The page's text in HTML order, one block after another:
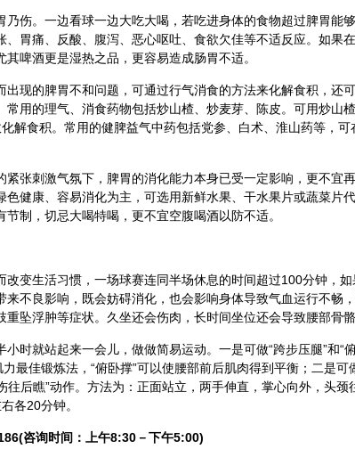
乃伤。一边看球一边大吃大喝，若吃进身体的食物超过脾胃能
、胃痛、反酸、腹泻、恶心呕吐、食欲欠佳等不适反应。如果
啤酒更是湿热之品，更容易造成肠胃不适。
出现的脾胃不和问题，可通过行气消食的方法来化解食积，还
常用的理气、消食药物包括炒山楂 、炒麦芽 陈皮。可用炒山
解食积。常用的健脾益气中药包括党参 白术 、淮山药等，可
紧张刺激气氛下，脾胃的消化能力本身已受一定影响，更不宜
色健康、容易消化为主，可选用新鲜水果 、干水果片或蔬菜片
制，切忌大喝特喝，更不宜空腹喝酒以防不适。
改变生活习惯，一场球赛连同半场休息的时间超过100分钟，
来不良影响，既会妨碍消化，也会影响身体导致气血运行不畅
坠浮肿等症状。久坐还会伤肉，长时间坐位还会导致腰部骨骼
时就站起来一会儿，做做简易运动。一是可做“跨步压腿”和“
最佳锻炼法，“俯卧撑”可以使腰部前后肌肉得到平衡；二是可
往后瞧”动作。方法为：正面站立，两手伸直，掌心向外，头
各20分钟。
咨询时间：上午8:30－下午5:00)